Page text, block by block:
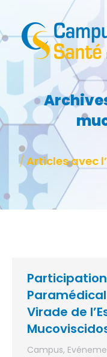
Vous êtes ici :
Articles avec
Virade de
Campus,